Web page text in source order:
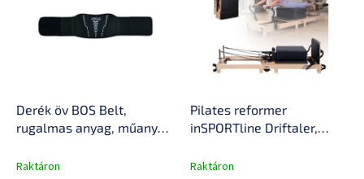
Derék öv BOS Belt,
rugalmas anyag, műanyag
logó, strapabíró tépőzáras
Raktáron
Pilates reformer
inSPORTline Driftaler,
biztonsági retesszel,
Raktáron